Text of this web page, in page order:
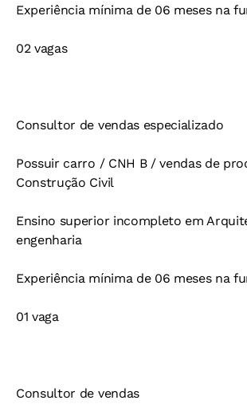
Experiência mínima de 06 meses na
02 vagas
Consultor de vendas especializado
Possuir carro / CNH B / vendas de
Construção Civil
Ensino superior incompleto em
engenharia
Experiência mínima de 06 meses na
01 vaga
Consultor de vendas